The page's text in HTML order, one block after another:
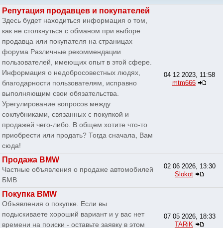
Репутация продавцев и покупателей
Здесь будет находиться информация о том,
как не столкнуться с обманом при выборе
продавца или покупателя на страницах
форума Различные рекоммендации
пользователей, имеющих опыт в этой сфере.
Информация о недобросовестных людях,
благодарности пользователям, исправно
выполняющим свои обязательства.
Урегулирование вопросов между
соклубниками, связанных с покупкой и
продажей чего-либо. В общем хотите что-то
приобрести или продать? Тогда сначала, Вам
сюда!
04 12 2023, 11:58
mtm666
Продажа BMW
Частные объявления о продаже автомобилей
БМВ
02 06 2026, 13:30
Slokot
Покупка BMW
Объявления о покупке. Если вы
подыскиваете хороший вариант и у вас нет
времени на поиски - оставьте заявку в этом
07 05 2026, 18:33
TARiK